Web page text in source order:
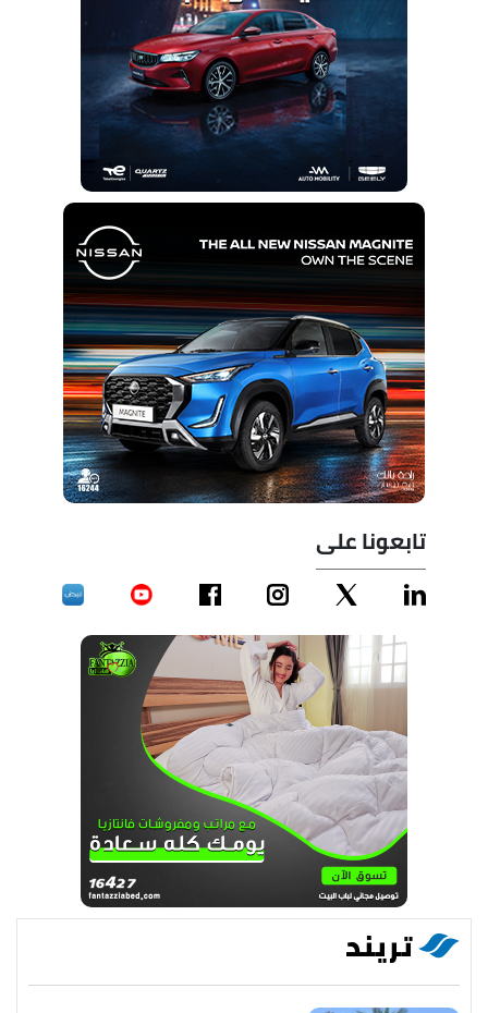
تابعونا على
تريند